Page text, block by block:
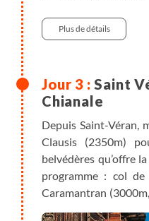
Randonnée
Plus de détails
Saint
Chianale
Depuis Saint-Véran,
Clausis (2350m)
belvédères qu’offre
programme : col de
Caramantran
(2880m). Belle